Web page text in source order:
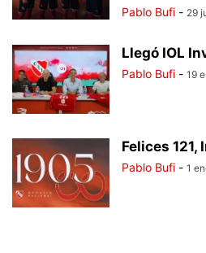
Pablo Bufi - 29
Llegó IOL
Pablo Bufi - 19
Felices
Pablo Bufi - 1